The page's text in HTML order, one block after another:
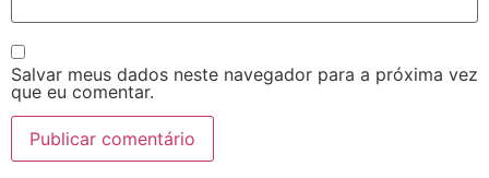
Salvar meus dados neste navegador para a próxima vez
que eu comentar.